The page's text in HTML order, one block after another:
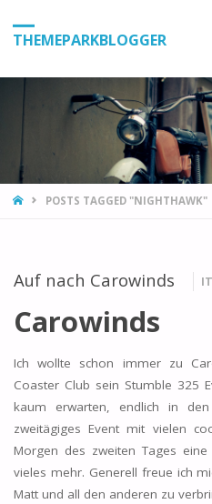
THEMEPARKBLOGGER
HOMEPOSTS TAGGED "NIGHTHAWK"
Auf nach Carowinds
Carowinds
Ich wollte schon immer zu
Coaster Club sein Stumble 325
kaum erwarten, endlich in
zweitägiges Event mit vielen
Morgen des zweiten Tages
vieles mehr. Generell freue ich
Matt und all den anderen zu